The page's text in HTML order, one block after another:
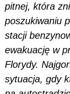
pitnej, która
poszukiwaniu
stacji
ewakuację w
Florydy.
sytuacja, gdy